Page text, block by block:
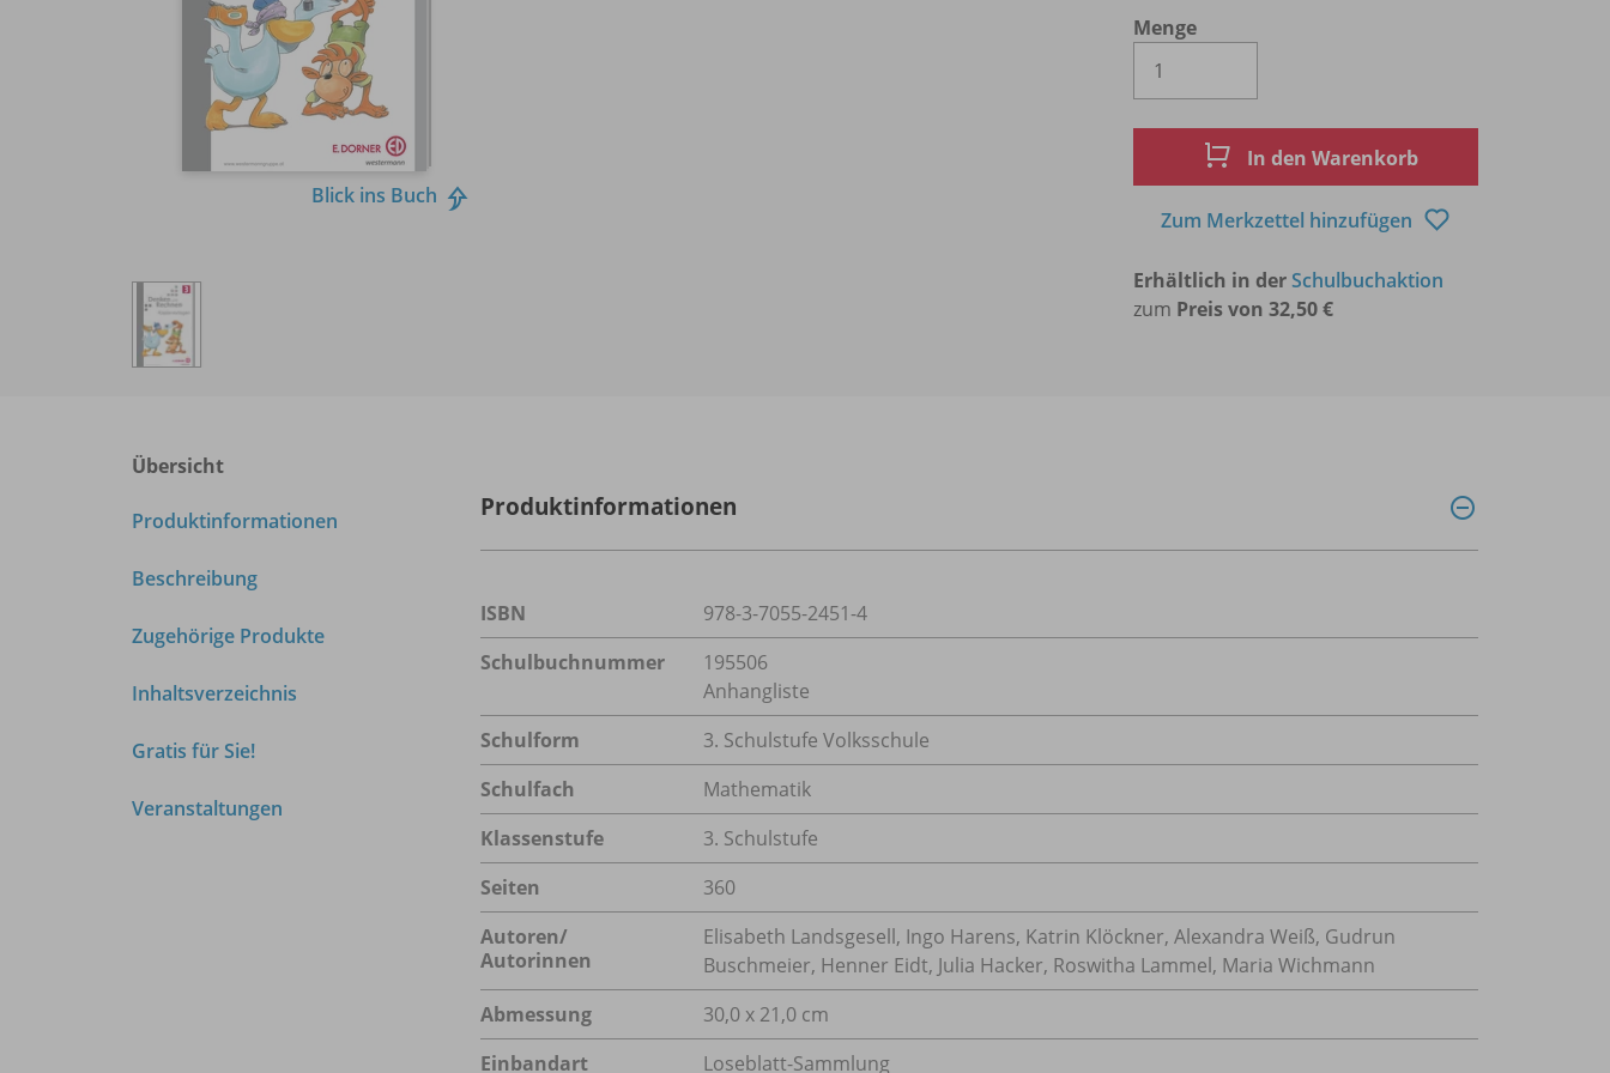
Blick ins Buch
Menge
In den Warenkorb
Zum Merkzettel hinzufügen
Erhältlich in derSchulbuchaktion
zum Preis von 32,50 €
Übersicht
Produktinformationen
Beschreibung
Zugehörige Produkte
Inhaltsverzeichnis
Gratis für Sie!
Veranstaltungen
Produktinformationen
ISBN
978-3-7055-2451-4
Schulbuchnummer
195506
Anhangliste
Schulform
3. Schulstufe Volksschule
Schulfach
Mathematik
Klassenstufe
3. Schulstufe
Seiten
360
Autoren/
Autorinnen
Elisabeth Landsgesell, Ingo Harens, Katrin Klöckner, Alexandra Weiß, Gudrun
Buschmeier, Henner Eidt, Julia Hacker, Roswitha Lammel, Maria Wichmann
Abmessung
30,0 x 21,0 cm
Einbandart
Loseblatt-Sammlung